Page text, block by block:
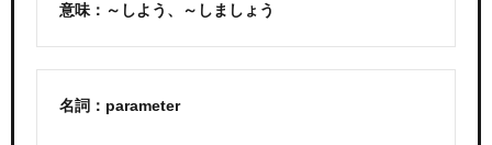
意味：～しよう、～しましょう
名詞：parameter